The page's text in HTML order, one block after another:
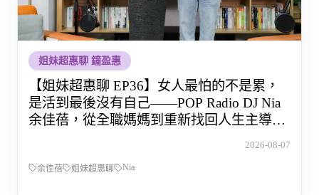
姐妹超惠聊 鐘盈惠
【姐妹超惠聊 EP36】女人最怕的不是累，
是活到最後沒有自己——POP Radio DJ Nia
余佳蓓，從全職媽媽到重新找回人生主導權
2026-08-07
余佳蓓 姐妹超惠聊 Nia